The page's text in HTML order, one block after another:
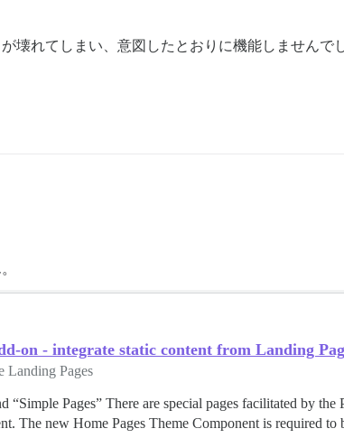
壊れてしまい、意図したとおりに機能しませんで
on - integrate static content from Landing
Landing Pages
“Simple Pages” There are special pages facilitated by
The new Home Pages Theme Component is required